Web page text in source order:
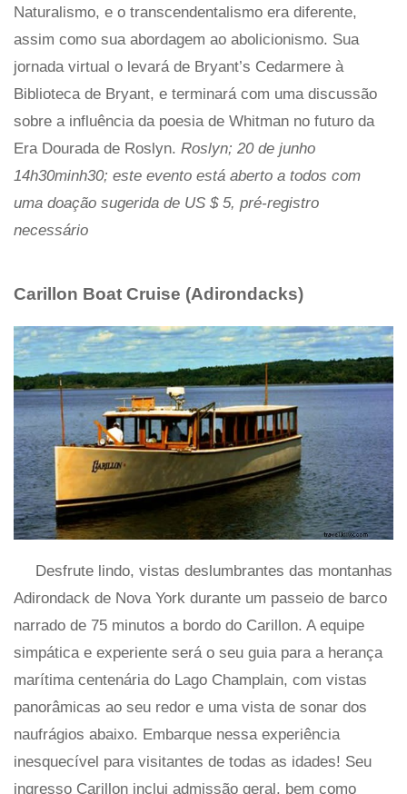
Naturalismo, e o transcendentalismo era diferente,
assim como sua abordagem ao abolicionismo. Sua
jornada virtual o levará de Bryant’s Cedarmere à
Biblioteca de Bryant, e terminará com uma discussão
sobre a influência da poesia de Whitman no futuro da
Era Dourada de Roslyn. Roslyn; 20 de junho
14h30minh30; este evento está aberto a todos com
uma doação sugerida de US $ 5, pré-registro
necessário
Carillon Boat Cruise (Adirondacks)
Desfrute lindo, vistas deslumbrantes das montanhas
Adirondack de Nova York durante um passeio de barco
narrado de 75 minutos a bordo do Carillon. A equipe
simpática e experiente será o seu guia para a herança
marítima centenária do Lago Champlain, com vistas
panorâmicas ao seu redor e uma vista de sonar dos
naufrágios abaixo. Embarque nessa experiência
inesquecível para visitantes de todas as idades! Seu
ingresso Carillon inclui admissão geral, bem como